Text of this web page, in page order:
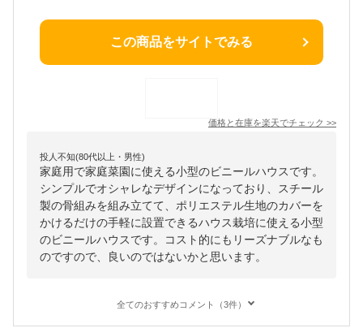
この商品をサイトでみる
価格と在庫を楽天でチェック >>
投人不知(80代以上・男性)
家庭用で家庭菜園に使える小型のビニールハウスです。
シンプルでオシャレなデザインになっており、スチール
製の骨組みを組み立てて、ポリエステル生地のカバーを
かけるだけの手軽に設置できるハウス栽培に使える小型
のビニールハウスです。コスト的にもリーズナブルなも
のですので、良いのではないかと思います。
全てのおすすめコメント（3件）